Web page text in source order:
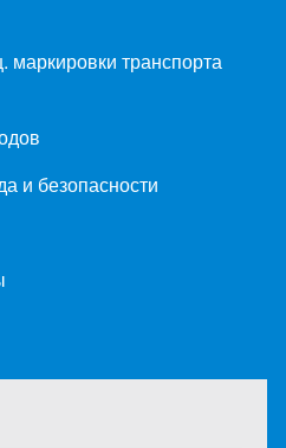
маркировки транспорта
и безопасности